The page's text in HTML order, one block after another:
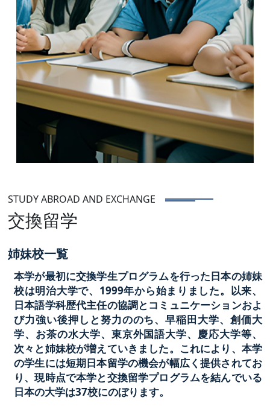
STUDY ABROAD AND EXCHANGE
交換留学
姉妹校一覧
本学が最初に交換学生プログラムを行った日本の姉妹
校は明治大学で、1999年から始まりました。以来、
日本語学科歴代主任の協調とコミュニケーションおよ
び力強い後押しと努力ののち、早稲田大学、創価大
学、お茶の水大学、東京外国語大学、慶応大学等、
次々と姉妹校が増えていきました。これにより、本学
の学生には短期日本留学の機会が幅広く提供されてお
り、現時点で本学と交換留学プログラムを結んでいる
日本の大学は37校にのぼります。